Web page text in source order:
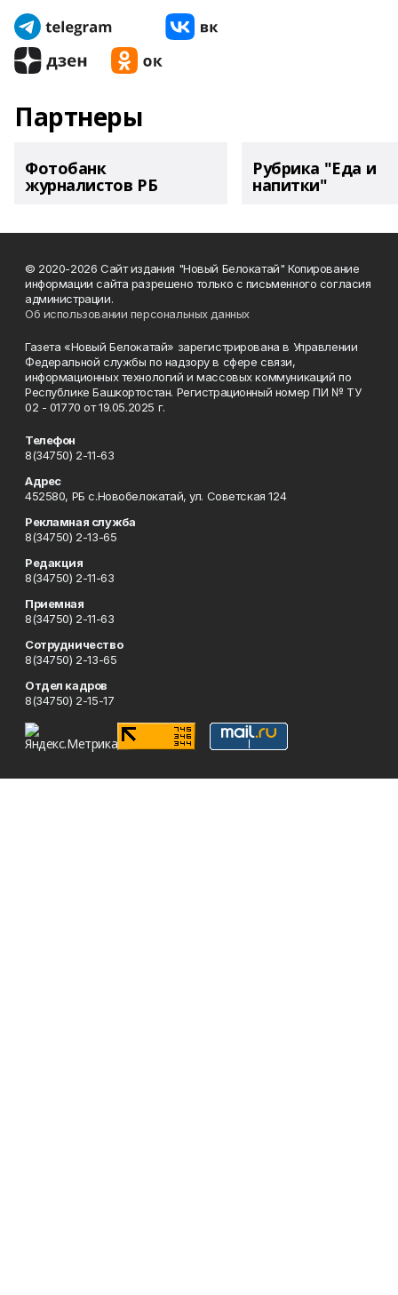
Партнеры
Фотобанк
журналистов РБ
Рубрика "Еда и
напитки"
© 2020-2026 Сайт издания "Новый Белокатай" Копирование
информации сайта разрешено только с письменного согласия
администрации.
Об использовании персональных данных
Газета «Новый Белокатай» зарегистрирована в Управлении
Федеральной службы по надзору в сфере связи,
информационных технологий и массовых коммуникаций по
Республике Башкортостан. Регистрационный номер ПИ № ТУ
02 - 01770 от 19.05.2025 г.
Телефон
8(34750) 2-11-63
Адрес
452580, РБ с.Новобелокатай, ул. Советская 124
Рекламная служба
8(34750) 2-13-65
Редакция
8(34750) 2-11-63
Приемная
8(34750) 2-11-63
Сотрудничество
8(34750) 2-13-65
Отдел кадров
8(34750) 2-15-17